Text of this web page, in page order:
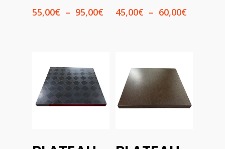
55,00€ – 95,00€Plage
95,00€
45,00€ – 60,00€Plage